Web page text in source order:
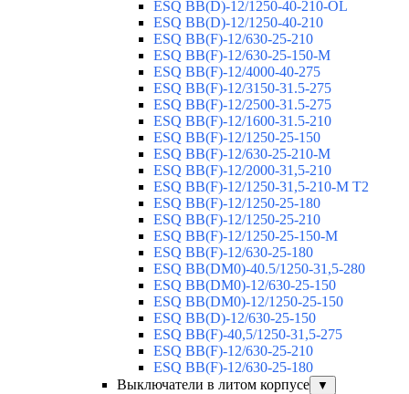
ESQ BB(D)-12/1250-40-210-OL
ESQ BB(D)-12/1250-40-210
ESQ ВВ(F)-12/630-25-210
ESQ ВВ(F)-12/630-25-150-М
ESQ ВВ(F)-12/4000-40-275
ESQ ВВ(F)-12/3150-31.5-275
ESQ ВВ(F)-12/2500-31.5-275
ESQ ВВ(F)-12/1600-31.5-210
ESQ ВВ(F)-12/1250-25-150
ESQ BB(F)-12/630-25-210-М
ESQ BB(F)-12/2000-31,5-210
ESQ BB(F)-12/1250-31,5-210-М T2
ESQ BB(F)-12/1250-25-180
ESQ ВВ(F)-12/1250-25-210
ESQ ВВ(F)-12/1250-25-150-М
ESQ BB(F)-12/630-25-180
ESQ ВВ(DM0)-40.5/1250-31,5-280
ESQ ВВ(DM0)-12/630-25-150
ESQ ВВ(DM0)-12/1250-25-150
ESQ BB(D)-12/630-25-150
ESQ ВВ(F)-40,5/1250-31,5-275
ESQ ВВ(F)-12/630-25-210
ESQ ВВ(F)-12/630-25-180
Выключатели в литом корпусе
▼